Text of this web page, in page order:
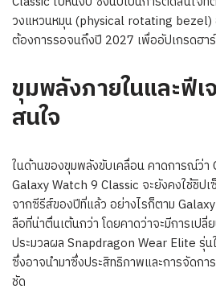
วงแหวนหมุน (physical rotating bezel)
ต้องการรอจนถึงปี 2027 เพื่ออัปเกรดฮา
ขุมพลังภายในและฟีเ
สนใจ
ในด้านของขุมพลังขับเคลื่อน คาดการณ์ว่า
Galaxy Watch 9 Classic จะยังคงใช้ชิป
จากซีรีส์ของปีที่แล้ว อย่างไรก็ตาม
ลือที่น่าตื่นเต้นกว่า โดยคาดว่าจะมีการเป
ประมวลผล Snapdragon Wear Elite รุ่
ซึ่งอาจนำมาซึ่งประสิทธิภาพและการจัดกา
ชัด